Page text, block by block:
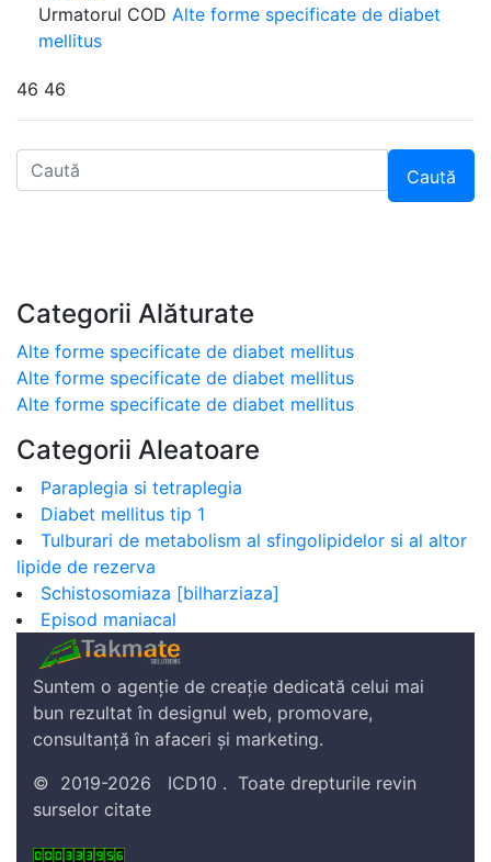
Urmatorul COD Alte forme specificate de diabet
mellitus
46 46
Caută
Categorii Alăturate
Alte forme specificate de diabet mellitus
Alte forme specificate de diabet mellitus
Alte forme specificate de diabet mellitus
Categorii Aleatoare
Paraplegia si tetraplegia
Diabet mellitus tip 1
Tulburari de metabolism al sfingolipidelor si al altor
lipide de rezerva
Schistosomiaza [bilharziaza]
Episod maniacal
Suntem o agenție de creație dedicată celui mai
bun rezultat în designul web, promovare,
consultanță în afaceri și marketing.
© 2019-2026 ICD10 . Toate drepturile revin
surselor citate